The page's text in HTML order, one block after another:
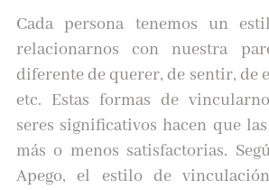
Cada persona tenemos un
relacionarnos con nuestra
diferente de querer, de sentir, de
etc. Estas formas de
seres significativos hacen que
más o menos satisfactorias.
Apego, el estilo de